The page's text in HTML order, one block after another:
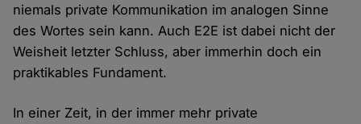
niemals private Kommunikation im analogen Sinne
des Wortes sein kann. Auch E2E ist dabei nicht der
Weisheit letzter Schluss, aber immerhin doch ein
praktikables Fundament.
In einer Zeit, in der immer mehr private